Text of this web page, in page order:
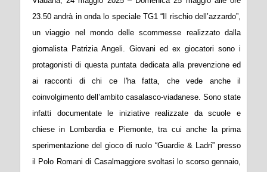
23.50 andrà in onda lo speciale TG1 “Il rischio dell’azzardo”,
un viaggio nel mondo delle scommesse realizzato dalla
giornalista Patrizia Angeli. Giovani ed ex giocatori sono i
protagonisti di questa puntata dedicata alla prevenzione ed
ai racconti di chi ce l'ha fatta, che vede anche il
coinvolgimento dell’ambito casalasco-viadanese. Sono state
infatti documentate le iniziative realizzate da scuole e
chiese in Lombardia e Piemonte, tra cui anche la prima
sperimentazione del gioco di ruolo “Guardie & Ladri” presso
il Polo Romani di Casalmaggiore svoltasi lo scorso gennaio,